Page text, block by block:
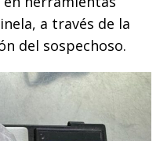
a través de la
del sospechoso.